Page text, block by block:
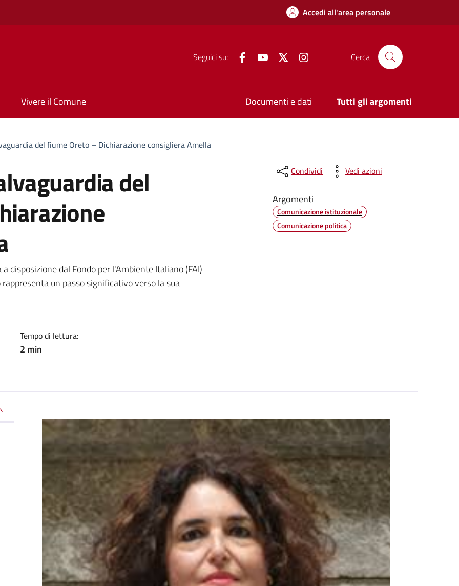
Accedi all'area personale
Seguici su: FacebookYouTube Twitter Cerca
Vivere il Comune Documenti e dati Tutti gli argomenti
del fiume Oreto – Dichiarazione consigliera Amella
del
disposizione dal Fondo per l'Ambiente Italiano (FAI)
un passo significativo verso la sua
Tempo di lettura:
2 min
Condividi Vedi azioni
Argomenti
Comunicazione istituzionale
Comunicazione politica